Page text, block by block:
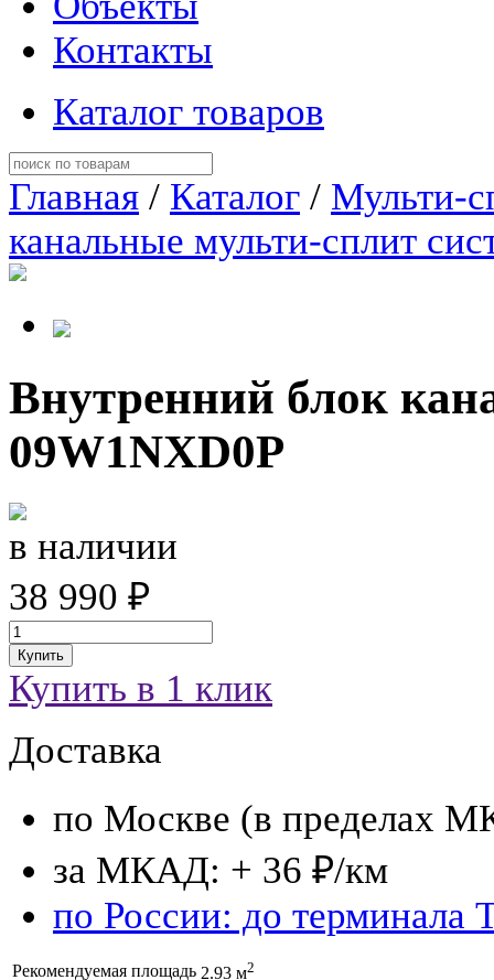
Контакты
Каталог товаров
Главная / Каталог / Мульти-
канальные мульти-сплит
Внутренний блок
09W1NXD0P
в наличии
38 990 ₽
Купить
Купить в 1 клик
Доставка
по Москве (в пределах
за МКАД: + 36 ₽/км
по России: до терминала
Рекомендуемая площадь 2.93 м2